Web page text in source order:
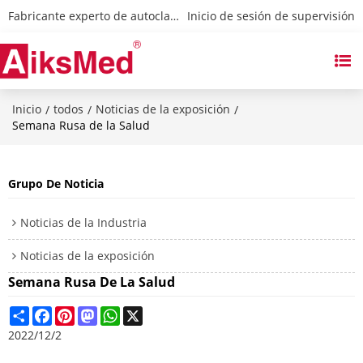
Fabricante experto de autoclaves y esterilizadores Inicio de sesión de supervisión
Inicio / todos / Noticias de la exposición /
Semana Rusa de la Salud
Semana Rusa De La Salud
ShareFacebook
PinterestMastodonWhatsApp
2022/12/2
Grupo De Noticia
Noticias de la Industria
Noticias de la exposición